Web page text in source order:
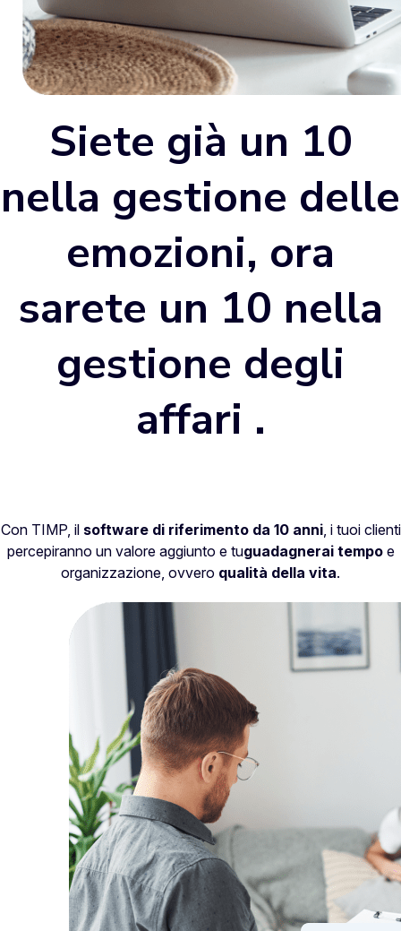
Siete già un 10
nella gestione delle
emozioni, ora
sarete un 10 nella
gestione degli
affari .
Con TIMP, il software di riferimento da 10 anni, i tuoi clienti
percepiranno un valore aggiunto e tuguadagnerai tempoe
organizzazione, ovvero qualità della vita.